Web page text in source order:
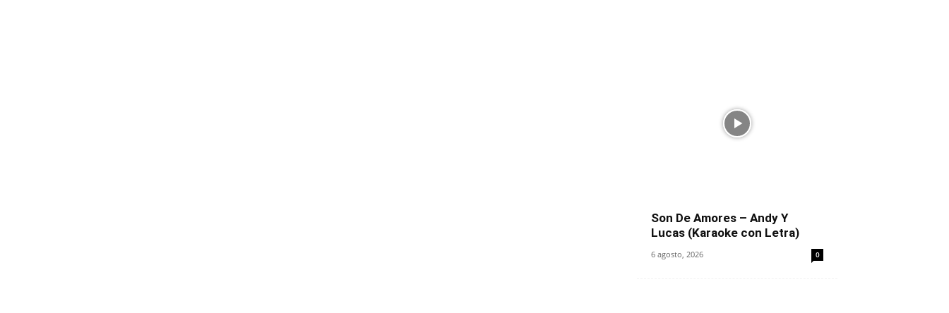
Son De Amores – Andy Y
Lucas (Karaoke con Letra)
6 agosto, 2026 0